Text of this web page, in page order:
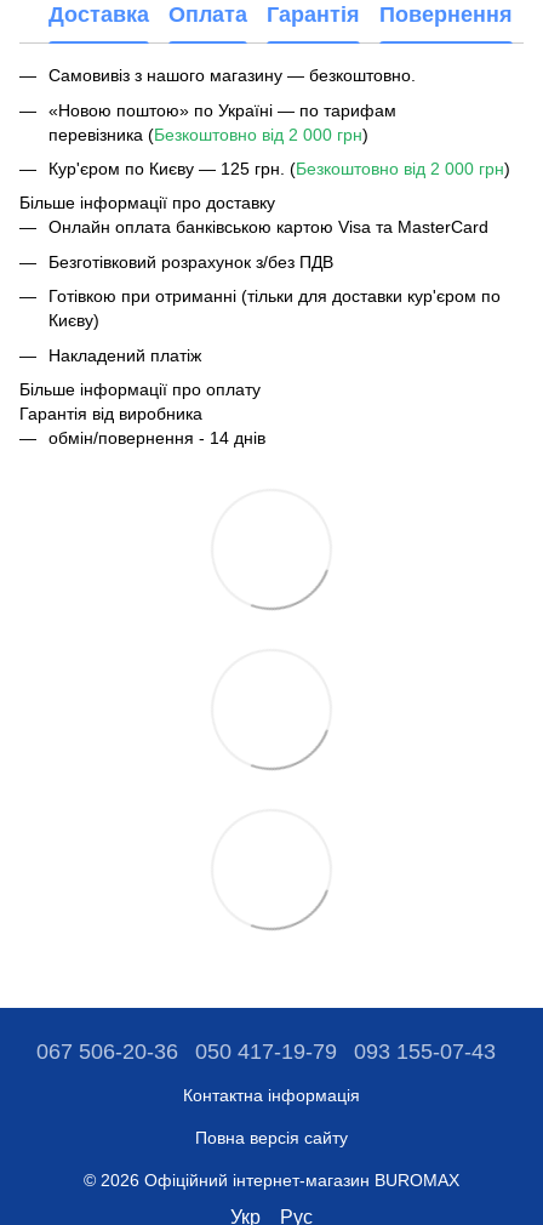
Доставка Оплата Гарантія Повернення
Самовивіз з нашого магазину — безкоштовно.
«Новою поштою» по Україні — по тарифам
перевізника (Безкоштовно від 2 000 грн)
Кур'єром по Києву — 125 грн. (Безкоштовно від 2 000 грн)
Більше інформації про доставку
Онлайн оплата банківською картою Visa та MasterCard
Безготівковий розрахунок з/без ПДВ
Готівкою при отриманні (тільки для доставки кур'єром по
Києву)
Накладений платіж
Більше інформації про оплату
Гарантія від виробника
обмін/повернення - 14 днів
067 506-20-36 050 417-19-79 093 155-07-43
Контактна інформація
Повна версія сайту
© 2026 Офіційний інтернет-магазин BUROMAX
Укр Рус